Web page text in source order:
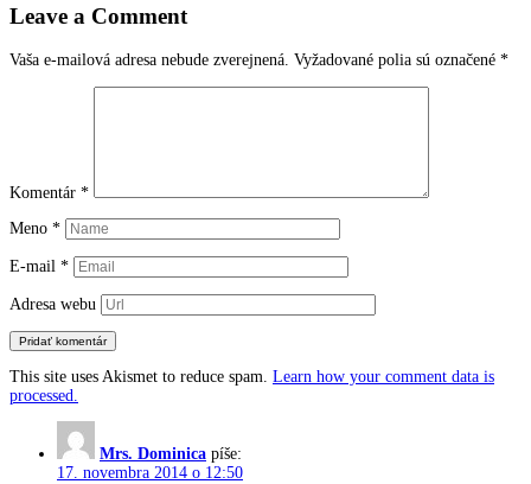
článkoch
Leave a Comment
Vaša e-mailová adresa nebude zverejnená. Vyžadované polia sú označené *
Komentár *
Meno *
E-mail *
Adresa webu
This site uses Akismet to reduce spam. Learn how your comment data is
processed.
Mrs. Dominica píše:
17. novembra 2014 o 12:50